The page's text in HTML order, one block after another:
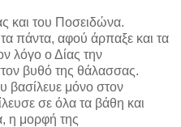
και του Ποσειδώνα.
πάντα, αφού άρπαξε και τα
λόγο ο Δίας την
βυθό της θάλασσας.
βασίλευε μόνο στον
σε όλα τα βάθη και
η μορφή της